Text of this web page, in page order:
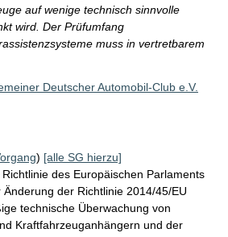
auf wenige technisch sinnvolle
wird. Der Prüfumfang
muss in vertretbarem
Deutscher Automobil-Club e.V.
) [alle SG hierzu]
des Europäischen Parlaments
der Richtlinie 2014/45/EU
technische Überwachung von
Kraftfahrzeuganhängern und der